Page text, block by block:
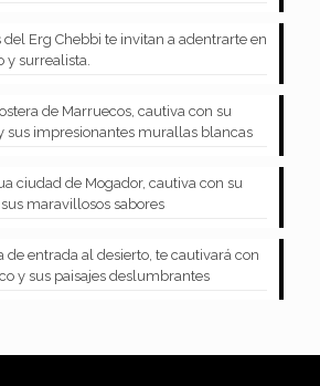
del Erg Chebbi te invitan a adentrarte en
y surrealista.
de Marruecos, cautiva con su
sus impresionantes murallas blancas
ciudad de Mogador, cautiva con su
maravillosos sabores
de entrada al desierto, te cautivará con
y sus paisajes deslumbrantes